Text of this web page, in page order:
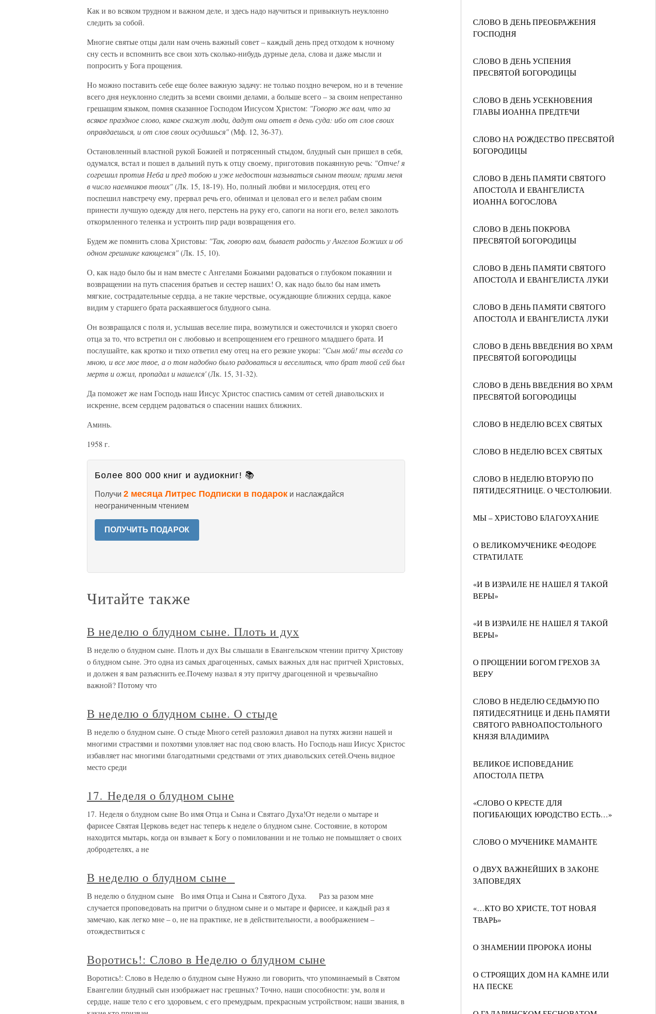
СЛОВО В ДЕНЬ ПРЕОБРАЖЕНИЯ
ГОСПОДНЯ
СЛОВО В ДЕНЬ УСПЕНИЯ
ПРЕСВЯТОЙ БОГОРОДИЦЫ
СЛОВО В ДЕНЬ УСЕКНОВЕНИЯ
ГЛАВЫ ИОАННА ПРЕДТЕЧИ
СЛОВО НА РОЖДЕСТВО ПРЕСВЯТОЙ
БОГОРОДИЦЫ
СЛОВО В ДЕНЬ ПАМЯТИ СВЯТОГО
АПОСТОЛА И ЕВАНГЕЛИСТА
ИОАННА БОГОСЛОВА
СЛОВО В ДЕНЬ ПОКРОВА
ПРЕСВЯТОЙ БОГОРОДИЦЫ
СЛОВО В ДЕНЬ ПАМЯТИ СВЯТОГО
АПОСТОЛА И ЕВАНГЕЛИСТА ЛУКИ
СЛОВО В ДЕНЬ ПАМЯТИ СВЯТОГО
АПОСТОЛА И ЕВАНГЕЛИСТА ЛУКИ
СЛОВО В ДЕНЬ ВВЕДЕНИЯ ВО ХРАМ
ПРЕСВЯТОЙ БОГОРОДИЦЫ
СЛОВО В ДЕНЬ ВВЕДЕНИЯ ВО ХРАМ
ПРЕСВЯТОЙ БОГОРОДИЦЫ
СЛОВО В НЕДЕЛЮ ВСЕХ СВЯТЫХ
СЛОВО В НЕДЕЛЮ ВСЕХ СВЯТЫХ
СЛОВО В НЕДЕЛЮ ВТОРУЮ ПО
ПЯТИДЕСЯТНИЦЕ. О ЧЕСТОЛЮБИИ.
МЫ – ХРИСТОВО БЛАГОУХАНИЕ
О ВЕЛИКОМУЧЕНИКЕ ФЕОДОРЕ
СТРАТИЛАТЕ
«И В ИЗРАИЛЕ НЕ НАШЕЛ Я ТАКОЙ
ВЕРЫ»
«И В ИЗРАИЛЕ НЕ НАШЕЛ Я ТАКОЙ
ВЕРЫ»
О ПРОЩЕНИИ БОГОМ ГРЕХОВ ЗА
ВЕРУ
СЛОВО В НЕДЕЛЮ СЕДЬМУЮ ПО
ПЯТИДЕСЯТНИЦЕ И ДЕНЬ ПАМЯТИ
СВЯТОГО РАВНОАПОСТОЛЬНОГО
КНЯЗЯ ВЛАДИМИРА
ВЕЛИКОЕ ИСПОВЕДАНИЕ
АПОСТОЛА ПЕТРА
«СЛОВО О КРЕСТЕ ДЛЯ
ПОГИБАЮЩИХ ЮРОДСТВО ЕСТЬ…»
СЛОВО О МУЧЕНИКЕ МАМАНТЕ
О ДВУХ ВАЖНЕЙШИХ В ЗАКОНЕ
ЗАПОВЕДЯХ
«…КТО ВО ХРИСТЕ, ТОТ НОВАЯ
ТВАРЬ»
О ЗНАМЕНИИ ПРОРОКА ИОНЫ
О СТРОЯЩИХ ДОМ НА КАМНЕ ИЛИ
НА ПЕСКЕ
Как и во всяком трудном и важном деле, и здесь надо научиться и привыкнуть неуклонно
следить за собой.
Многие святые отцы дали нам очень важный совет – каждый день пред отходом к ночному
сну сесть и вспомнить все свои хоть сколько-нибудь дурные дела, слова и даже мысли и
попросить у Бога прощения.
Но можно поставить себе еще более важную задачу: не только поздно вечером, но и в течение
всего дня неуклонно следить за всеми своими делами, а больше всего – за своим непрестанно
грешащим языком, помня сказанное Господом Иисусом Христом: "Говорю же вам, что за
всякое праздное слово, какое скажут люди, дадут они ответ в день суда: ибо от слов своих
оправдаешься, и от слов своих осудишься"(Мф. 12, 36-37).
Остановленный властной рукой Божией и потрясенный стыдом, блудный сын пришел в себя,
одумался, встал и пошел в дальний путь к отцу своему, приготовив покаянную речь: "Отче! я
согрешил против Неба и пред тобою и уже недостоин называться сыном твоим; прими меня
в число наемников твоих"(Лк. 15, 18-19). Но, полный любви и милосердия, отец его
поспешил навстречу ему, прервал речь его, обнимал и целовал его и велел рабам своим
принести лучшую одежду для него, перстень на руку его, сапоги на ноги его, велел заколоть
откормленного теленка и устроить пир ради возвращения его.
Будем же помнить слова Христовы: "Так, говорю вам, бывает радость у Ангелов Божиих и об
одном грешнике кающемся"(Лк. 15, 10).
О, как надо было бы и нам вместе с Ангелами Божьими радоваться о глубоком покаянии и
возвращении на путь спасения братьев и сестер наших! О, как надо было бы нам иметь
мягкие, сострадательные сердца, а не такие черствые, осуждающие ближних сердца, какое
видим у старшего брата раскаявшегося блудного сына.
Он возвращался с поля и, услышав веселие пира, возмутился и ожесточился и укорял своего
отца за то, что встретил он с любовью и всепрощением его грешного младшего брата. И
послушайте, как кротко и тихо ответил ему отец на его резкие укоры: "Сын мой! ты всегда со
мною, и все мое твое, а о том надобно было радоваться и веселиться, что брат твой сей был
мертв и ожил, пропадал и нашелся'(Лк. 15, 31-32).
Да поможет же нам Господь наш Иисус Христос спастись самим от сетей диавольских и
искренне, всем сердцем радоваться о спасении наших ближних.
Аминь.
1958 г.
Более 800 000 книг и аудиокниг! 📚
Получи 2 месяца Литрес Подписки в подарок и наслаждайся
неограниченным чтением
ПОЛУЧИТЬ ПОДАРОК
Читайте также
В неделю о блудном сыне. Плоть и дух
В неделю о блудном сыне. Плоть и дух Вы слышали в Евангельском чтении притчу Христову
о блудном сыне. Это одна из самых драгоценных, самых важных для нас притчей Христовых,
и должен я вам разъяснить ее.Почему назвал я эту притчу драгоценной и чрезвычайно
важной? Потому что
В неделю о блудном сыне. О стыде
В неделю о блудном сыне. О стыде Много сетей разложил диавол на путях жизни нашей и
многими страстями и похотями уловляет нас под свою власть. Но Господь наш Иисус Христос
избавляет нас многими благодатными средствами от этих диавольских сетей.Очень видное
место среди
17. Неделя о блудном сыне
17. Неделя о блудном сыне Во имя Отца и Сына и Святаго Духа!От недели о мытаре и
фарисее Святая Церковь ведет нас теперь к неделе о блудном сыне. Состояние, в котором
находится мытарь, когда он взывает к Богу о помиловании и не только не помышляет о своих
добродетелях, а не
В неделю о блудном сыне
В неделю о блудном сыне Во имя Отца и Сына и Святого Духа. Раз за разом мне
случается проповедовать на притчи о блудном сыне и о мытаре и фарисее, и каждый раз я
замечаю, как легко мне – о, не на практике, не в действительности, а воображением –
отождествиться с
Воротись!: Слово в Неделю о блудном сыне
Воротись!: Слово в Неделю о блудном сыне Нужно ли говорить, что упоминаемый в Святом
Евангелии блудный сын изображает нас грешных? Точно, наши способности: ум, воля и
сердце, наше тело с его здоровьем, с его премудрым, прекрасным устройством; наши звания, в